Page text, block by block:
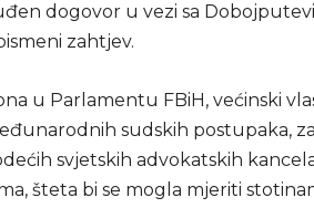
dogovor u vezi sa
zahtjev.
u Parlamentu FBiH, većinski
sudskih postupaka,
svjetskih advokatskih
šteta bi se mogla mjeriti